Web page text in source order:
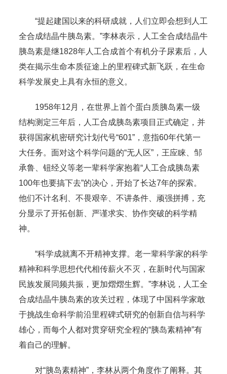
“提起建国以来的科研成就，人们立即会想到人工
全合成结晶牛胰岛素。”李林表示，人工全合成结晶牛
胰岛素是继1828年人工合成首个有机分子尿素后，人
类在揭示生命本质征途上的里程碑式新飞跃，在生命
科学发展史上具有永恒的意义。
1958年12月，在世界上首个蛋白质胰岛素一级
结构测定三年后，人工合成胰岛素项目正式确定，并
获得国家机密研究计划代号“601”，意指60年代第一
大任务。面对这个科学问题的“无人区”，王应睐、邹
承鲁、钮经义等老一辈科学家抱着“人工合成胰岛素
100年也要搞下去”的决心，开始了长达7年的探索。
他们不计名利、不畏艰辛、不讲条件、顽强拼搏，充
分显示了开拓创新、严谨求实、协作突破的科学精
神。
“科学成就离不开精神支撑。老一辈科学家的科学
精神和科学思想代代相传薪火不灭，在新时代与国家
民族发展同频共振，更加熠熠生辉。”李林说，人工全
合成结晶牛胰岛素的攻关过程，体现了中国科学家敢
于挑战生命科学前沿里程碑式研究的创新自信与科学
雄心，而每个人都对贯穿研究全程的“胰岛素精神”有
着自己的理解。
对“胰岛素精神”，李林从两个角度作了阐释。其